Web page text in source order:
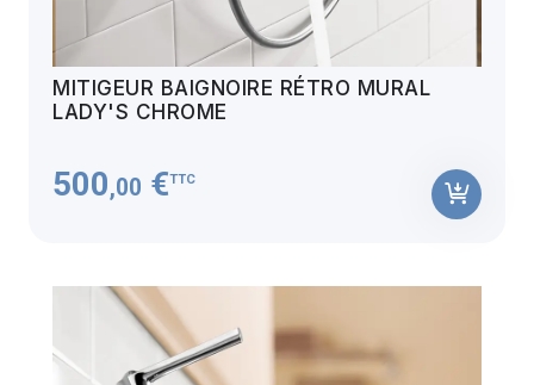
MITIGEUR BAIGNOIRE RÉTRO MURAL
LADY'S CHROME
500,00 €TTC